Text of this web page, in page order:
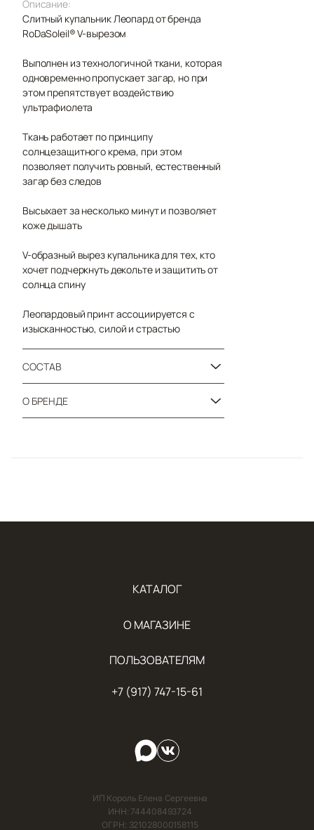
Описание:
Слитный купальник Леопард от бренда
RoDaSoleil®️ V-вырезом
Выполнен из технологичной ткани, которая
одновременно пропускает загар, но при
этом препятствует воздействию
ультрафиолета
Ткань работает по принципу
солнцезащитного крема, при этом
позволяет получить ровный, естественный
загар без следов
Высыхает за несколько минут и позволяет
коже дышать
V-образный вырез купальника для тех, кто
хочет подчеркнуть декольте и защитить от
солнца спину
Леопардовый принт ассоциируется с
изысканностью, силой и страстью
СОСТАВ
О БРЕНДЕ
КАТАЛОГ
О МАГАЗИНЕ
ПОЛЬЗОВАТЕЛЯМ
+7 (917) 747-15-61
ИП Король Елена Сергеевна
ИНН: 744408493724
ОГРН: 321028000158115